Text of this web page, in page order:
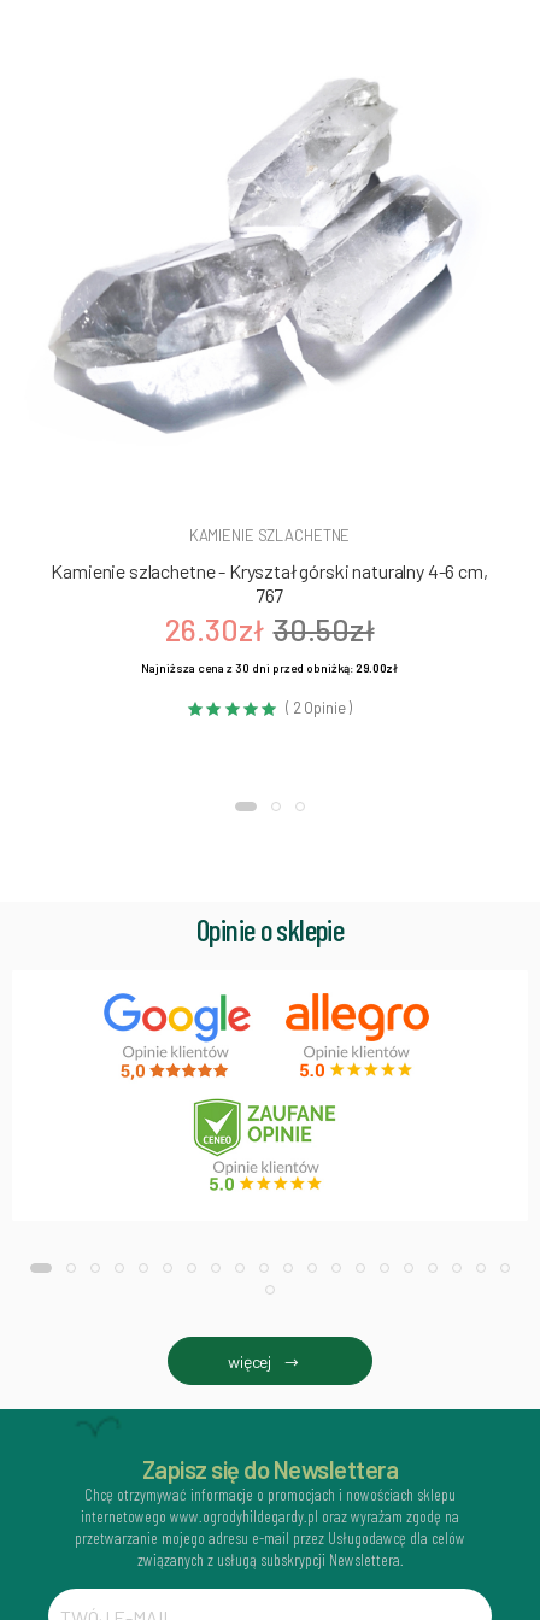
KAMIENIE SZLACHETNE
Kamienie szlachetne - Kryształ górski naturalny 4-6 cm,
767
26.30zł 30.50zł
Najniższa cena z 30 dni przed obniżką:29.00zł
( 2 Opinie )
Opinie o sklepie
więcej
Zapisz się do Newslettera
Chcę otrzymywać informacje o promocjach i nowościach sklepu
internetowego www.ogrodyhildegardy.pl oraz wyrażam zgodę na
przetwarzanie mojego adresu e-mail przez Usługodawcę dla celów
związanych z usługą subskrypcji Newslettera.